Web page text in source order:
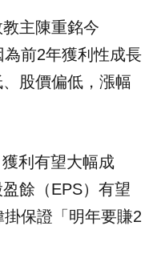
主陳重銘今
為前2年獲利性成長
股價偏低，漲幅
利有望大幅成
餘（EPS）有望
保證「明年要賺2